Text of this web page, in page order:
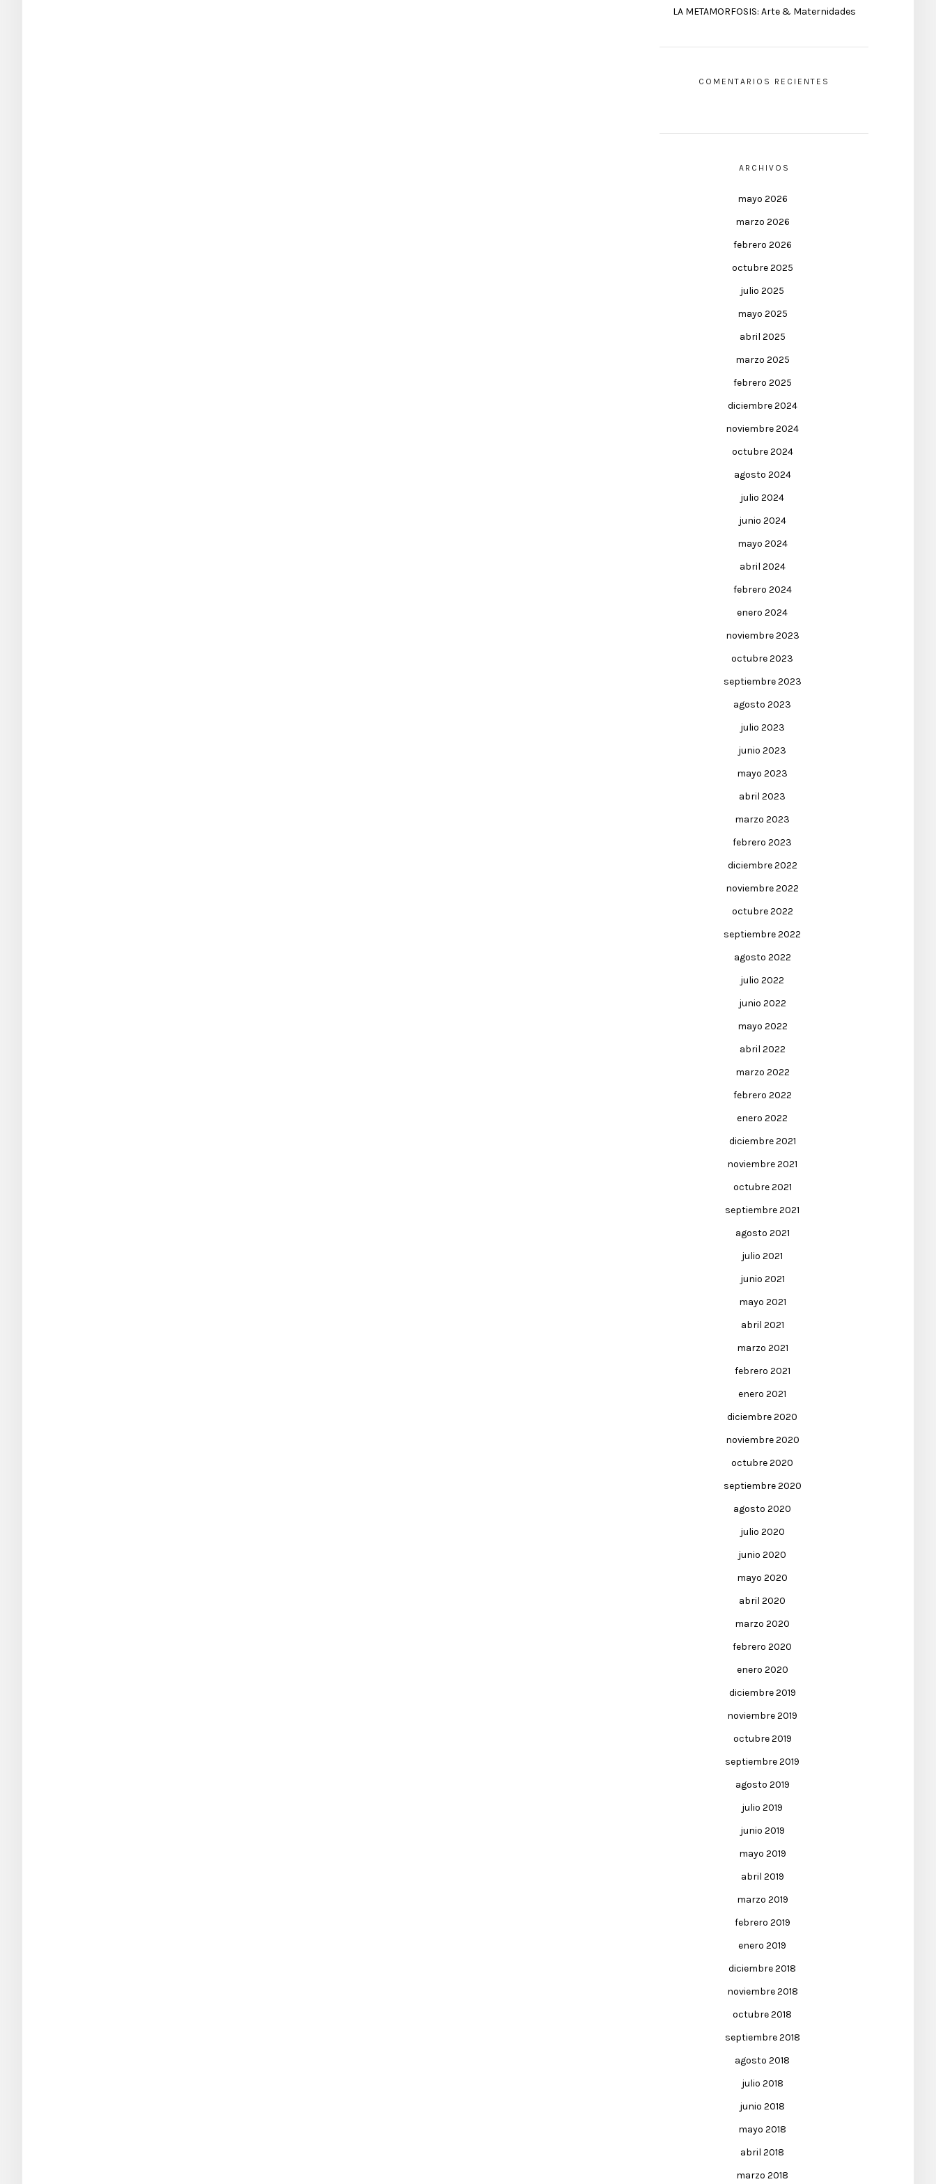
LA METAMORFOSIS: Arte & Maternidades
COMENTARIOS RECIENTES
ARCHIVOS
mayo 2026
marzo 2026
febrero 2026
octubre 2025
julio 2025
mayo 2025
abril 2025
marzo 2025
febrero 2025
diciembre 2024
noviembre 2024
octubre 2024
agosto 2024
julio 2024
junio 2024
mayo 2024
abril 2024
febrero 2024
enero 2024
noviembre 2023
octubre 2023
septiembre 2023
agosto 2023
julio 2023
junio 2023
mayo 2023
abril 2023
marzo 2023
febrero 2023
diciembre 2022
noviembre 2022
octubre 2022
septiembre 2022
agosto 2022
julio 2022
junio 2022
mayo 2022
abril 2022
marzo 2022
febrero 2022
enero 2022
diciembre 2021
noviembre 2021
octubre 2021
septiembre 2021
agosto 2021
julio 2021
junio 2021
mayo 2021
abril 2021
marzo 2021
febrero 2021
enero 2021
diciembre 2020
noviembre 2020
octubre 2020
septiembre 2020
agosto 2020
julio 2020
junio 2020
mayo 2020
abril 2020
marzo 2020
febrero 2020
enero 2020
diciembre 2019
noviembre 2019
octubre 2019
septiembre 2019
agosto 2019
julio 2019
junio 2019
mayo 2019
abril 2019
marzo 2019
febrero 2019
enero 2019
diciembre 2018
noviembre 2018
octubre 2018
septiembre 2018
agosto 2018
julio 2018
junio 2018
mayo 2018
abril 2018
marzo 2018